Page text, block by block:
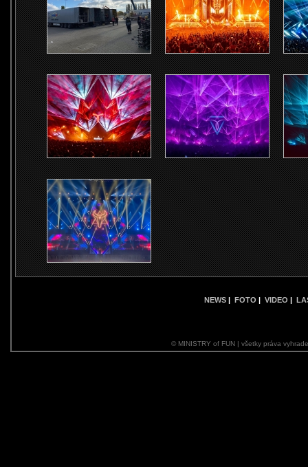
NEWS | FOTO | VIDEO |
© MINISTRY of FUN | všetky práva